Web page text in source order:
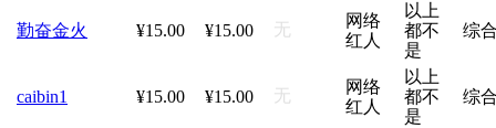
勤奋金火 ¥15.00 ¥15.00 无
网络
红人
以上
都不
是
综
caibin1 ¥15.00 ¥15.00 无
网络
红人
以上
都不
是
综